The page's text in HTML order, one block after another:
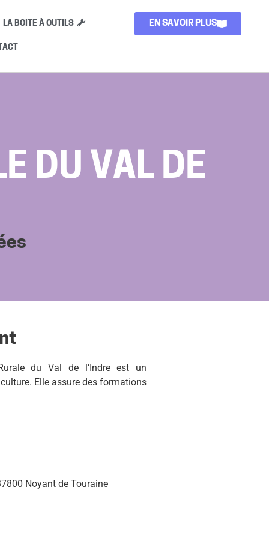
LA BOITE À OUTILS EN SAVOIR PLUS
DU VAL DE
du Val de l’Indre est un
Elle assure des formations
Noyant de Touraine